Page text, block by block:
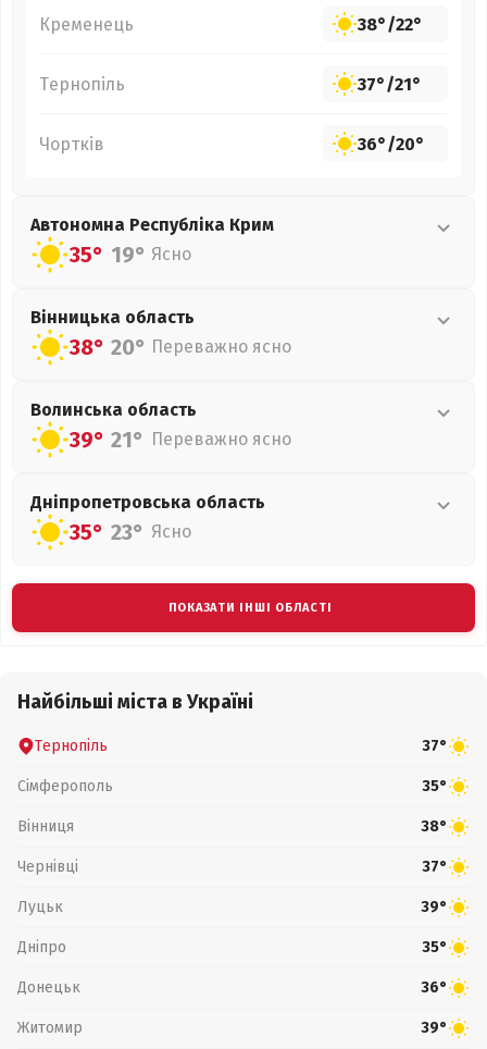
Кременець 38°/22°
Тернопіль 37°/21°
Чортків 36°/20°
Автономна Республіка Крим
35° 19° Ясно
Вінницька область
38° 20° Переважно ясно
Волинська область
39° 21° Переважно ясно
Дніпропетровська область
35° 23° Ясно
ПОКАЗАТИ ІНШІ ОБЛАСТІ
Найбільші міста в Україні
Тернопіль 37°
Сімферополь 35°
Вінниця 38°
Чернівці 37°
Луцьк 39°
Дніпро 35°
Донецьк 36°
Житомир 39°